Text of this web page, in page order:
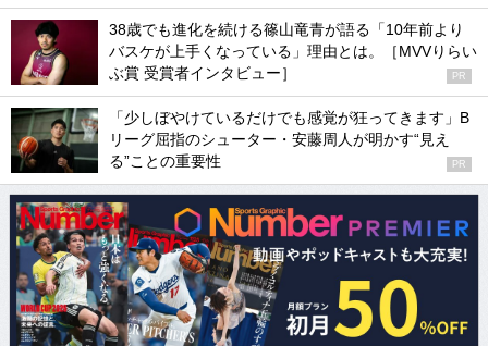
38歳でも進化を続ける篠山竜青が語る「10年前より
バスケが上手くなっている」理由とは。［MVVりらい
ぶ賞 受賞者インタビュー］
PR
「少しぼやけているだけでも感覚が狂ってきます」B
リーグ屈指のシューター・安藤周人が明かす“見え
る”ことの重要性
PR